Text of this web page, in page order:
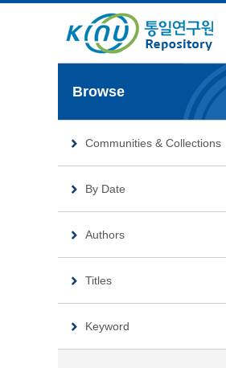
Browse
Communities & Collections
By Date
Authors
Titles
Keyword